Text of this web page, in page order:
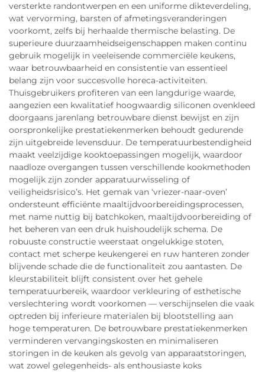
versterkte randontwerpen en een uniforme dikteverdeling,
wat vervorming, barsten of afmetingsveranderingen
voorkomt, zelfs bij herhaalde thermische belasting. De
superieure duurzaamheidseigenschappen maken continu
gebruik mogelijk in veeleisende commerciële keukens,
waar betrouwbaarheid en consistentie van essentieel
belang zijn voor succesvolle horeca-activiteiten.
Thuisgebruikers profiteren van een langdurige waarde,
aangezien een kwalitatief hoogwaardig siliconen ovenkleed
doorgaans jarenlang betrouwbare dienst bewijst en zijn
oorspronkelijke prestatiekenmerken behoudt gedurende
zijn uitgebreide levensduur. De temperatuurbestendigheid
maakt veelzijdige kooktoepassingen mogelijk, waardoor
naadloze overgangen tussen verschillende kookmethoden
mogelijk zijn zonder apparatuurwisseling of
veiligheidsrisico’s. Het gemak van ‘vriezer-naar-oven’
ondersteunt efficiënte maaltijdvoorbereidingsprocessen,
met name nuttig bij batchkoken, maaltijdvoorbereiding of
het beheren van een druk huishoudelijk schema. De
robuuste constructie weerstaat ongelukkige stoten,
contact met scherpe keukengerei en ruw hanteren zonder
blijvende schade die de functionaliteit zou aantasten. De
kleurstabiliteit blijft consistent over het gehele
temperatuurbereik, waardoor verkleuring of esthetische
verslechtering wordt voorkomen — verschijnselen die vaak
optreden bij inferieure materialen bij blootstelling aan
hoge temperaturen. De betrouwbare prestatiekenmerken
verminderen vervangingskosten en minimaliseren
storingen in de keuken als gevolg van apparaatstoringen,
wat zowel gelegenheids- als enthousiaste koks